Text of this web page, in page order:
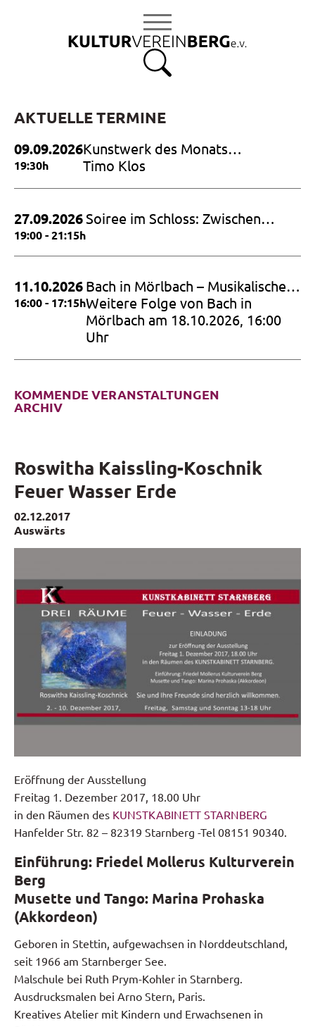
AKTUELLE TERMINE
09.09.2026
19:30h
Kunstwerk des Monats
September 2026
Timo Klos
27.09.2026
19:00 - 21:15h
Soiree im Schloss: Zwischen
Dietrich Fischer Dieskau
11.10.2026
16:00 - 17:15h
Bach in Mörlbach – Musikalische
Andachten mit den Cellosuiten
von J.S. Bach und Texten der
Bibel
Weitere Folge von Bach in
Mörlbach am 18.10.2026, 16:00
Uhr
KOMMENDE VERANSTALTUNGEN
ARCHIV
Roswitha Kaissling-Koschnik
Feuer Wasser Erde
02.12.2017
Auswärts
Eröffnung der Ausstellung
Freitag 1. Dezember 2017, 18.00 Uhr
in den Räumen des KUNSTKABINETT STARNBERG
Hanfelder Str. 82 – 82319 Starnberg -Tel 08151 90340.
Einführung: Friedel Mollerus Kulturverein
Berg
Musette und Tango: Marina Prohaska
(Akkordeon)
Geboren in Stettin, aufgewachsen in Norddeutschland,
seit 1966 am Starnberger See.
Malschule bei Ruth Prym-Kohler in Starnberg.
Ausdrucksmalen bei Arno Stern, Paris.
Kreatives Atelier mit Kindern und Erwachsenen in